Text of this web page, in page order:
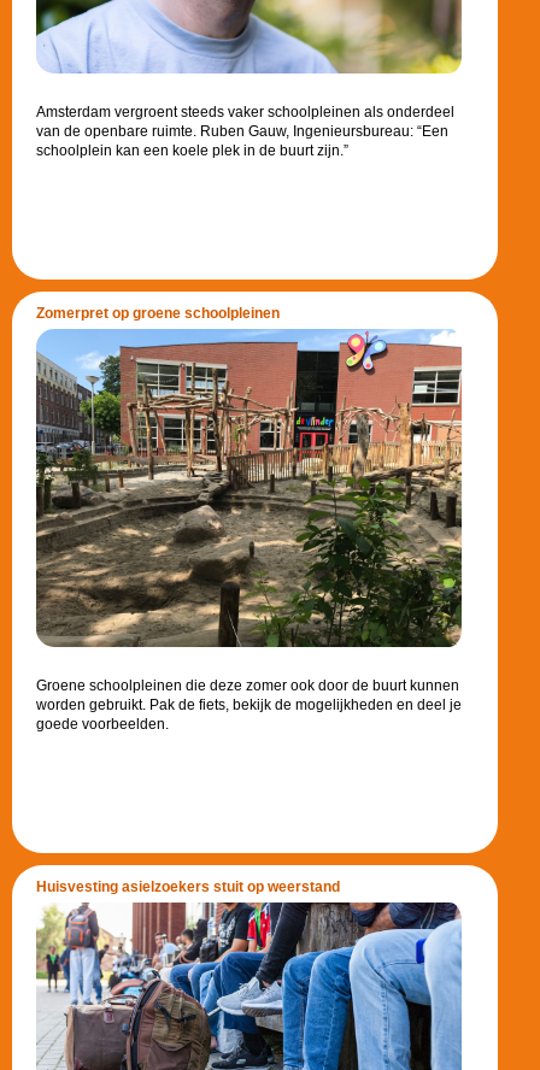
Amsterdam vergroent steeds vaker schoolpleinen als onderdeel
van de openbare ruimte. Ruben Gauw, Ingenieursbureau: “Een
schoolplein kan een koele plek in de buurt zijn.”
Zomerpret op groene schoolpleinen
Groene schoolpleinen die deze zomer ook door de buurt kunnen
worden gebruikt. Pak de fiets, bekijk de mogelijkheden en deel je
goede voorbeelden.
Huisvesting asielzoekers stuit op weerstand